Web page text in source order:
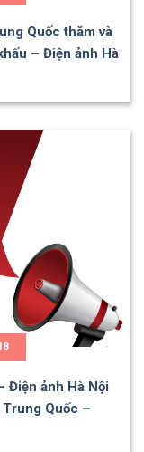
Quốc thăm và
– Điện ảnh Hà
Điện ảnh Hà Nội
Quốc –